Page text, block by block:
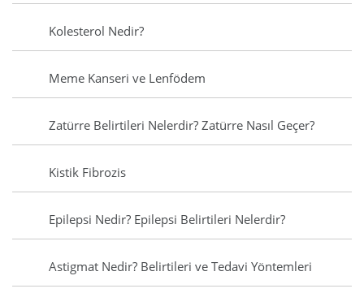
Kolesterol Nedir?
Meme Kanseri ve Lenfödem
Zatürre Belirtileri Nelerdir? Zatürre Nasıl Geçer?
Kistik Fibrozis
Epilepsi Nedir? Epilepsi Belirtileri Nelerdir?
Astigmat Nedir? Belirtileri ve Tedavi Yöntemleri